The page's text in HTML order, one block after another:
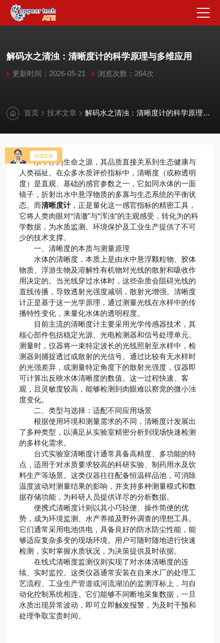
解码水之清浊：清晰度计的科学原理与多维应用
更新时间：2026-05-21 浏览次数：264次
首页 技术文章 解码水之清浊：清晰度计的科学原理与多维应用
水，作为生命之源，其品质直接关系到生态健康与
人类福祉。在众多水质评价指标中，清晰度（或称透明
度）是直观、基础的感官参数之一，它如同水体的一面
镜子，折射出水中悬浮物质的多寡与生态系统的平衡状
态。而清晰度计，正是量化这一感官指标的精密工具，
它将人类肉眼对“清澈”与“浑浊”的主观感受，转化为的科
学数据，为水质监测、环境保护及工业生产提供了不可
少的技术支撑。
一、清晰度的本质与测量原理
水体的清晰度，本质上是由水中悬浮颗粒物、胶体
物质、浮游生物及溶解性有机物对光线的散射和吸收作
用决定的。当光线穿过水体时，这些杂质会阻碍光线的
直线传播，导致透射光强度减弱，散射光增强。清晰度
计正是基于这一光学原理，通过测量光线在水样中的传
播特性变化，来量化水体的透明程度。
目前主流的清晰度计主要采用光学传感器技术，其
核心部件包括稳定光源、光电检测器和信号处理单元。
测量时，仪器将一束特定波长的光线照射至水样中，检
测器则捕捉透过或散射的光信号。通过比较有无水样时
的光强差异，或测量特定角度下的散射光强度，仪器即
可计算出反映水体清晰度的数值。这一过程快速、客
观，且灵敏度较高，能够检测到肉眼难以察觉的微小浊
度变化。
二、类型与选择：适配不同应用场景
根据使用环境和测量需求的不同，清晰度计发展出
了多种类型，以满足从实验室精密分析到现场快速检测
的多样化需求。
台式实验室清晰度计通常具备高精度、多功能的特
点，适用于对水质要求较高的科研实验、制药用水及饮
料生产等场景。这类仪器往往配备恒温样品池，可消除
温度波动对测量结果的影响，并支持多种测量模式和数
据存储功能，为科研人员提供详尽的分析数据。
便携式清晰度计则以其小巧轻便、操作简便的优
势，成为环境监测、水产养殖及野外调查的理想工具。
它们通常采用电池供电，具备良好的防水防尘性能，能
够适应复杂多变的现场环境。用户可随时随地进行快速
检测，实时掌握水质状况，为决策提供及时依据。
在线式清晰度监测仪则实现了对水体清晰度的连
续、实时监控。这类仪器通常安装在自来水厂的处理工
艺流程、工业生产管道或河流湖泊的监测浮标上，与自
动化控制系统相连。它们能够不间断地采集数据，一旦
水质出现异常波动，即可立即触发报警，为及时干预和
处理争取宝贵时间。